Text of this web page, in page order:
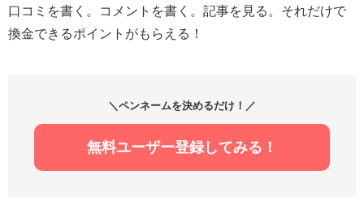
口コミを書く。コメントを書く。記事を見る。それだけで
換金できるポイントがもらえる！
＼ペンネームを決めるだけ！／
無料ユーザー登録してみる！